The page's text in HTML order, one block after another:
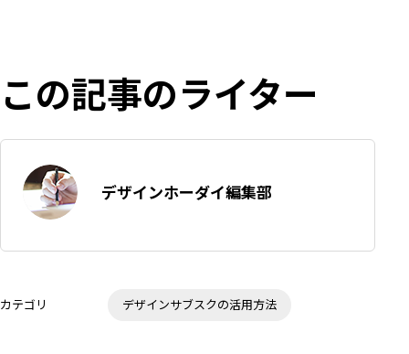
SNS
で
ェ
ア
す
る
リ
ー
は
な
ブ
ク
に
この記事のライター
著
者:
デザインホーダイ編集部
カテゴリ デザインサブスクの活用方法